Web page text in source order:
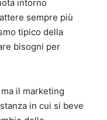
intorno
sempre più
tipico della
bisogni per
il marketing
in cui si beve